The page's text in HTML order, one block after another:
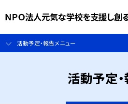
ＮＰＯ法人元気な学校を支援し創
活動予定・報告メニュー
活動予定